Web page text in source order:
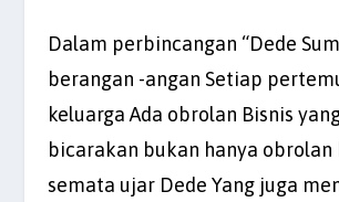
Dalam perbincangan “Dede
berangan -angan Setiap
keluarga Ada obrolan Bisnis
bicarakan bukan hanya obrolan
semata ujar Dede Yang juga